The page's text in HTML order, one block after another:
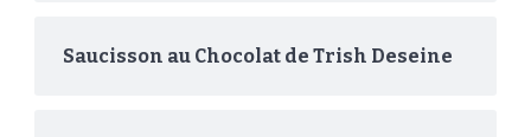
Saucisson au Chocolat de Trish Deseine